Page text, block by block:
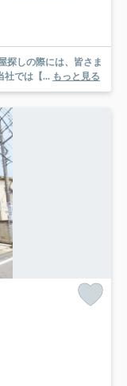
社では【... もっと見る